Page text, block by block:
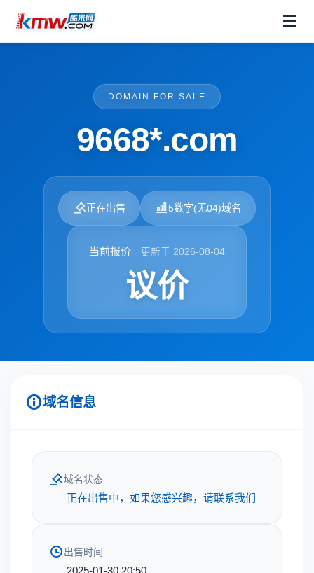
DOMAIN FOR SALE
9668*.com
正在出售 5数字(无04)域名
当前报价 更新于 2026-08-04
议价
域名信息
域名状态
正在出售中，如果您感兴趣，请联系我们
出售时间
2025-01-30 20:50